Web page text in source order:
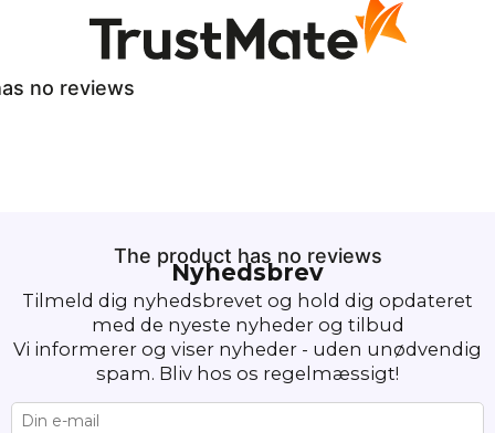
no reviews
The product has no reviews
Nyhedsbrev
Tilmeld dig nyhedsbrevet og hold dig opdateret
med de nyeste nyheder og tilbud
Vi informerer og viser nyheder - uden unødvendig
spam. Bliv hos os regelmæssigt!